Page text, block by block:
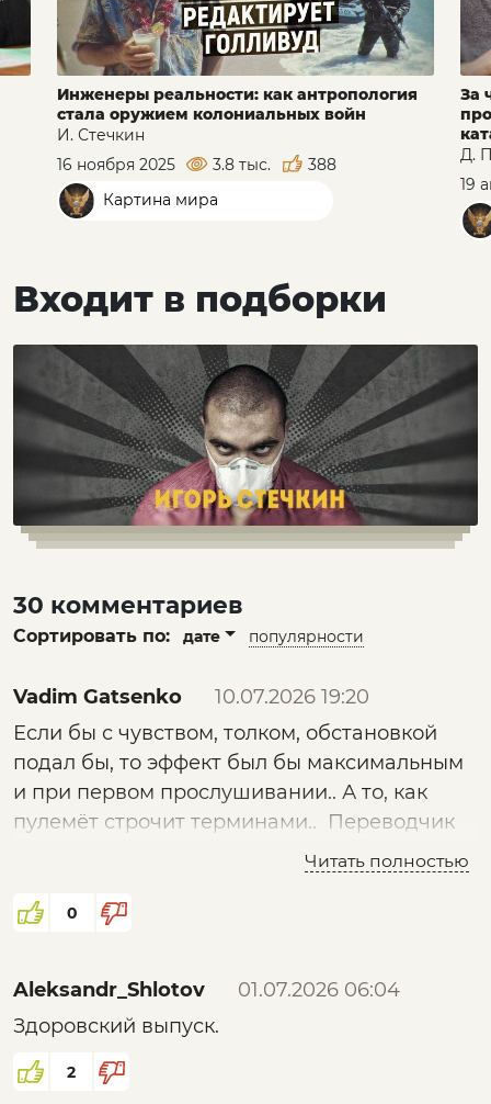
Инженеры реальности: как антропология
стала оружием колониальных войн
И. Стечкин
16 ноября 2025
3.8 тыс.
388
Картина мира
За
Д.
19
Входит в подборки
30 комментариев
Сортировать по: дате популярности
Vadim Gatsenko
10.07.2026 19:20
Если бы с чувством, толком, обстановкой
подал бы, то эффект был бы максимальным
и при первом прослушивании.. А то, как
пулемёт строчит терминами.. Переводчик
нужно апгрейдить постоянно))Читать полностью
0
Aleksandr_Shlotov
01.07.2026 06:04
Здоровский выпуск.
2